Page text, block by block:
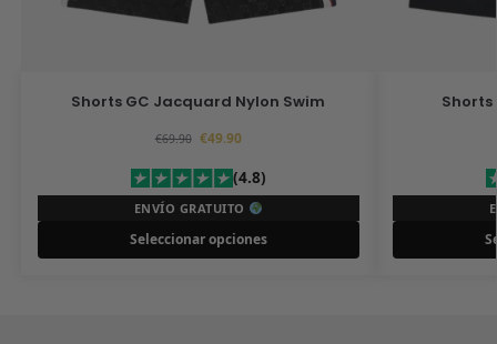
Shorts GC Jacquard Nylon Swim
€69.90 €49.90
(4.8)
ENVÍO GRATUITO
Seleccionar opciones